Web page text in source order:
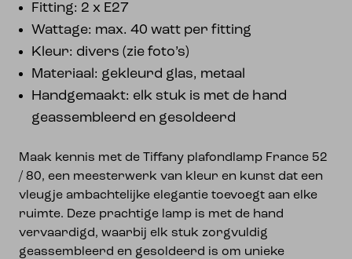
Fitting: 2 x E27
Wattage: max. 40 watt per fitting
Kleur: divers (zie foto’s)
Materiaal: gekleurd glas, metaal
Handgemaakt: elk stuk is met de hand
geassembleerd en gesoldeerd
Maak kennis met de Tiffany plafondlamp France 52
/ 80, een meesterwerk van kleur en kunst dat een
vleugje ambachtelijke elegantie toevoegt aan elke
ruimte. Deze prachtige lamp is met de hand
vervaardigd, waarbij elk stuk zorgvuldig
geassembleerd en gesoldeerd is om unieke